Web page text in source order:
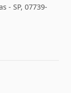
- SP, 07739-